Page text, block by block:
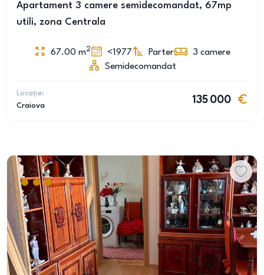
Apartament 3 camere semidecomandat, 67mp
utili, zona Centrala
67.00 m2 <1977 Parter 3 camere
Semidecomandat
Locație:
Craiova
135 000